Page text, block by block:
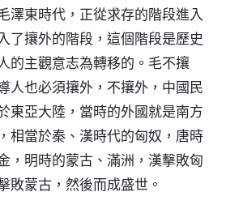
澤東時代，正從求存的階段進入
了攘外的階段，這個階段是歷史
的主觀意志為轉移的。毛不攘
人也必須攘外，不攘外，中國民
東亞大陸，當時的外國就是南方
相當於秦、漢時代的匈奴，唐時
，明時的蒙古、滿洲，漢擊敗匈
敗蒙古，然後而成盛世。